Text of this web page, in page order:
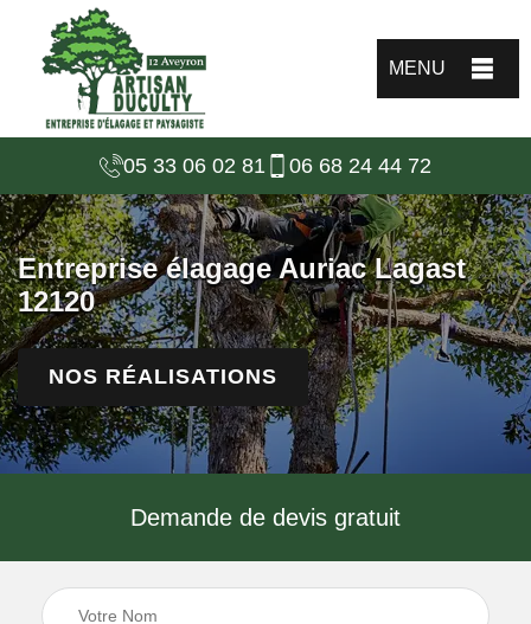
MENU
05 33 06 02 81 06 68 24 44 72
Entreprise élagage Auriac Lagast
12120
NOS RÉALISATIONS
Demande de devis gratuit